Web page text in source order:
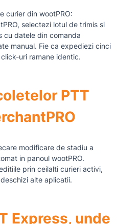
curier din wootPRO:
selectezi lotul de trimis si
cu datele din comanda
manual. Fie ca expediezi cinci
uri ramane identic.
PTT
modificare de stadiu a
in panoul wootPRO.
prin ceilalti curieri activi,
alte aplicatii.
Express, unde